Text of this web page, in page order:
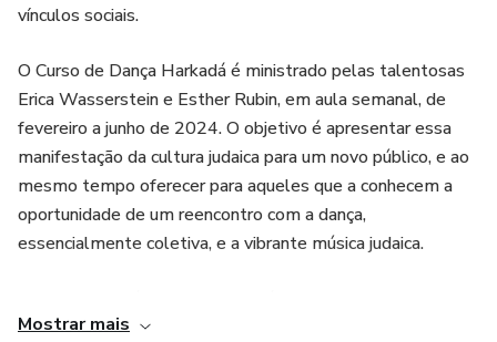
vínculos sociais.
O Curso de Dança Harkadá é ministrado pelas talentosas
Erica Wasserstein e Esther Rubin, em aula semanal, de
fevereiro a junho de 2024. O objetivo é apresentar essa
manifestação da cultura judaica para um novo público, e ao
mesmo tempo oferecer para aqueles que a conhecem a
oportunidade de um reencontro com a dança,
essencialmente coletiva, e a vibrante música judaica.
Wasserstein dança desde a infância. As duas compartilham
Mostrar mais